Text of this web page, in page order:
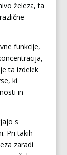
železa, ta
funkcije,
ta izdelek
ki
in
s
Pri takih
zaradi